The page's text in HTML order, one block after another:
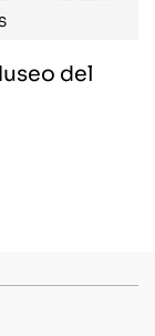
del